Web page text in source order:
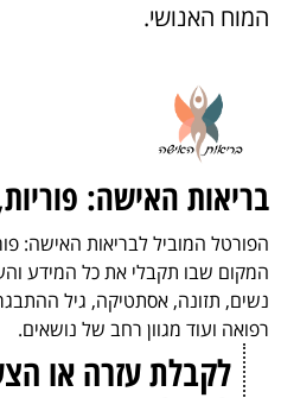
המוח האנושי.
בריאות האישה:
הפורטל המוביל לבריאות האישה:
המקום שבו תקבלי את כל המידע
נשים, תזונה, אסתטיקה, גיל
רפואה ועוד מגוון רחב של נושאים.
לקבלת עזרה או